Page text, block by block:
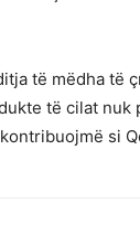
të mëdha të
të cilat nuk
si